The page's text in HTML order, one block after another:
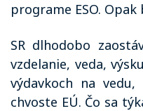
programe ESO.
SR dlhodobo
vzdelanie, veda,
výdavkoch na
chvoste EÚ. Čo sa